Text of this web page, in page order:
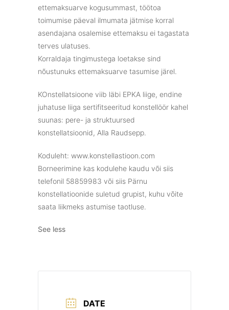
ettemaksuarve kogusummast, töötoa
toimumise päeval ilmumata jätmise korral
asendajana osalemise ettemaksu ei tagastata
terves ulatuses.
Korraldaja tingimustega loetakse sind
nõustunuks ettemaksuarve tasumise järel.
KOnstellatsioone viib läbi EPKA liige, endine
juhatuse liiga sertifitseeritud konstellöör kahel
suunas: pere- ja struktuursed
konstellatsioonid, Alla Raudsepp.
Koduleht: www.konstellastioon.com
Borneerimine kas kodulehe kaudu või siis
telefonil 58859983 või siis Pärnu
konstellatioonide suletud grupist, kuhu võite
saata liikmeks astumise taotluse.
See less
DATE